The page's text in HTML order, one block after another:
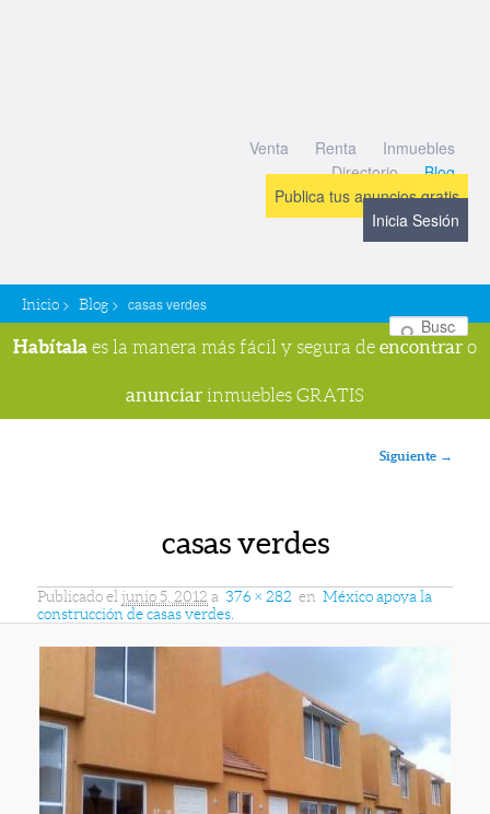
Venta Renta
Inmuebles
Directorio
Blog
Publica tus anuncios gratis
Inicia Sesión
Inicio > Blog > casas verdes
Habítala es la manera más fácil y segura de encontrar o
anunciar inmuebles GRATIS
Siguiente →
casas verdes
Publicado el junio 5, 2012 a 376 × 282 en México apoya la
construcción de casas verdes.